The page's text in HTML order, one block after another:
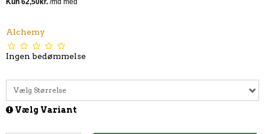
Alchemy
Ingen bedømmelse
Vælg Størrelse
Vælg Variant